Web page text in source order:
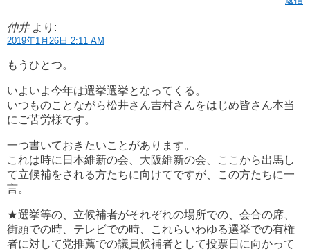
仲井 より:
2019年1月26日 2:11 AM
もうひとつ。
いよいよ今年は選挙選挙となってくる。
いつものことながら松井さん吉村さんをはじめ皆さん本当
にご苦労様です。
一つ書いておきたいことがあります。
これは時に日本維新の会、大阪維新の会、ここから出馬し
て立候補をされる方たちに向けてですが、この方たちに一
言。
★選挙等の、立候補者がそれぞれの場所での、会合の席、
街頭での時、テレビでの時、これらいわゆる選挙での有権
者に対して党推薦での議員候補者として投票日に向かって